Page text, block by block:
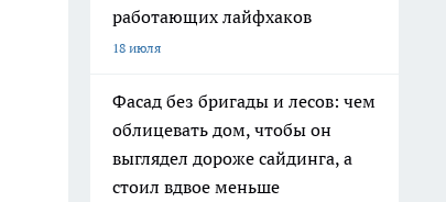
работающих лайфхаков
18 июля
Фасад без бригады и лесов: чем
облицевать дом, чтобы он
выглядел дороже сайдинга, а
стоил вдвое меньше